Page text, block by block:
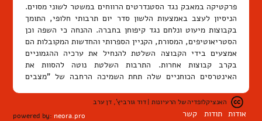
פרקטיקה במאבק נגד הסטנדרטים הרווחים במשטר לשוני מסוים.
הניסיון לעצב באמצעות הלשון סדר יום תרבותי חלופי, התומך
בקבוצות מיעוט ונלחם נגד קיפוחן בחברה. ההנחה כי השפה וכן
הסטריאוטיפים, המסורת, הקניין הספרותי והחדשות המקובלות הם
אמצעים בידי הקבוצה השלטת להנחיל את ערכיה ההגמוניים
בקרב קבוצות אחרות. התרבות השלטת נוטה להסוות את
האינטרסים הכוחניים שלה תחת השמיכה הרחבה של "מצבים
המיעוט, שאינן מיוצגות במשטר המשמעות שלה, לבוא לידי ביטוי
ולהשמיע את קולן. האסטרטגיה של התקינות הפוליטית גורסת כי
האנציקלופדיה של הרעיונות | דוד גורביץ', דן ערב
אודות תודות קשר powered by:neora.pro